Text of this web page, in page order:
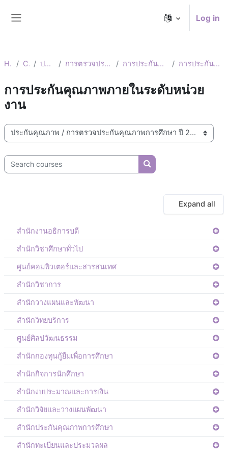
Log in
Home Courses ประกันคุณภาพ การตรวจประกันคุณภาพการศึกษา ปี 2567 การประกันคุณภาพภายในระดับหน่วยงาน การประกันคุณภาพภายในระดับหน่วยงาน
การประกันคุณภาพภายในระดับหน่วย
งาน
Course categories
Search courses
Search courses
Expand all
สำนักงานอธิการบดี
สำนักวิชาศึกษาทั่วไป
ศูนย์คอมพิวเตอร์และสารสนเทศ
สำนักวิชาการ
สำนักวางแผนและพัฒนา
สำนักวิทยบริการ
ศูนย์ศิลปวัฒนธรรม
สำนักกองทุนกู้ยืมเพื่อการศึกษา
สำนักกิจการนักศึกษา
สำนักงบประมาณและการเงิน
สำนักวิจัยและวางแผนพัฒนา
สำนักประกันคุณภาพการศึกษา
สำนักทะเบียนและประมวลผล